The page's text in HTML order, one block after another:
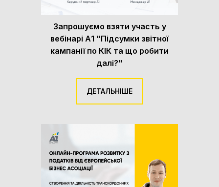
Запрошуємо взяти участь у
вебінарі А1 "Підсумки звітної
кампанії по КІК та що робити
далі?"
ДЕТАЛЬНІШЕ